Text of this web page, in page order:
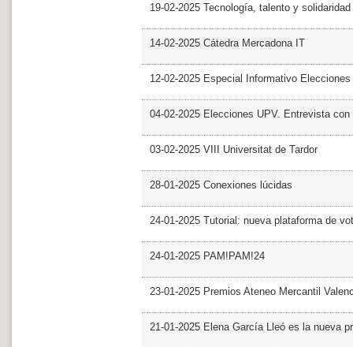
19-02-2025 Tecnología, talento y
14-02-2025 Cátedra Mercadona IT
12-02-2025 Especial Informativo Elecciones
04-02-2025 Elecciones UPV. Entrevista con
03-02-2025 VIII Universitat de Tardor
28-01-2025 Conexiones lúcidas
24-01-2025 Tutorial: nueva plataforma de
24-01-2025 PAM!PAM!24
23-01-2025 Premios Ateneo Mercantil
21-01-2025 Elena García Lleó es la nueva